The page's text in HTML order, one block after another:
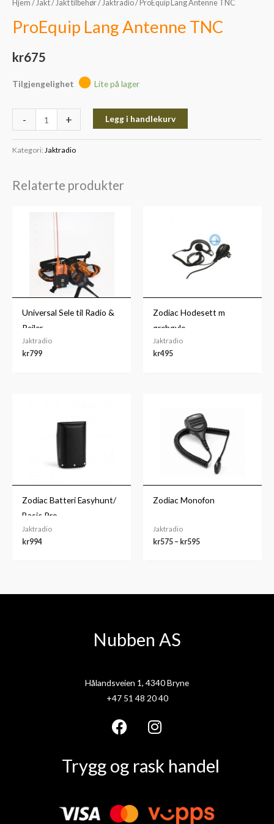
Hjem / Jakt/ Jakt tilbehør/ Jaktradio/ ProEquip Lang Antenne TNC
ProEquip Lang Antenne TNC
kr675
Tilgjengelighet Lite på lager
- + Legg i handlekurv
Kategori: Jaktradio
Relaterte produkter
Universal Sele til Radio &
Peiler
Jaktradio
kr799
Zodiac Hodesett m
ørebøyle
Jaktradio
kr495
Zodiac Batteri Easyhunt/
Basic Pro
Jaktradio
kr994
Zodiac Monofon
Jaktradio
kr575 – kr595
til
kr595
Nubben AS
Hålandsveien 1, 4340 Bryne
+47 51 48 20 40
F
c
b
o
I
n
s
g
Trygg og rask handel